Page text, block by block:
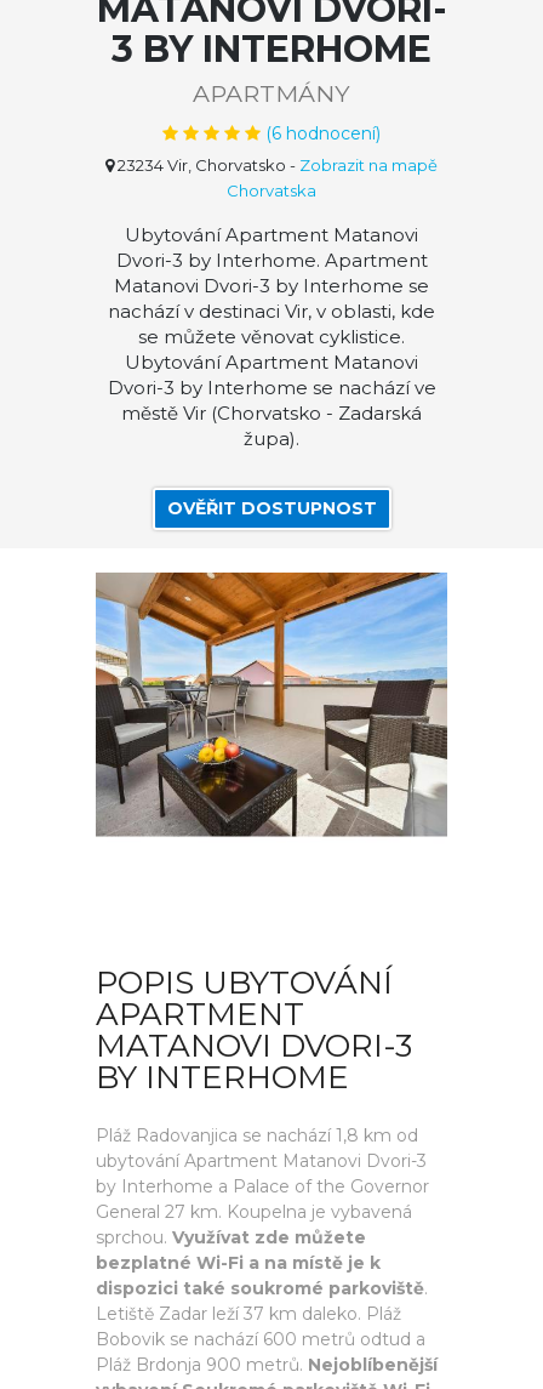
MATANOVI DVORI-
3 BY INTERHOME
APARTMÁNY
(6 hodnocení)
23234 Vir, Chorvatsko - Zobrazit na mapě
Chorvatska
Ubytování Apartment Matanovi
Dvori-3 by Interhome. Apartment
Matanovi Dvori-3 by Interhome se
nachází v destinaci Vir, v oblasti, kde
se můžete věnovat cyklistice.
Ubytování Apartment Matanovi
Dvori-3 by Interhome se nachází ve
městě Vir (Chorvatsko - Zadarská
župa).
OVĚŘIT DOSTUPNOST
POPIS UBYTOVÁNÍ
APARTMENT
MATANOVI DVORI-3
BY INTERHOME
Pláž Radovanjica se nachází 1,8 km od
ubytování Apartment Matanovi Dvori-3
by Interhome a Palace of the Governor
General 27 km. Koupelna je vybavená
sprchou. Využívat zde můžete
bezplatné Wi-Fi a na místě je k
dispozici také soukromé parkoviště.
Letiště Zadar leží 37 km daleko. Pláž
Bobovik se nachází 600 metrů odtud a
Pláž Brdonja 900 metrů. Nejoblíbenější